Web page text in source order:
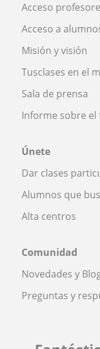
Acceso
Acceso a
Misión y visión
Tusclases en el
Sala de prensa
Informe sobre
Únete
Dar clases
Alumnos que
Alta centros
Comunidad
Novedades y
Preguntas y